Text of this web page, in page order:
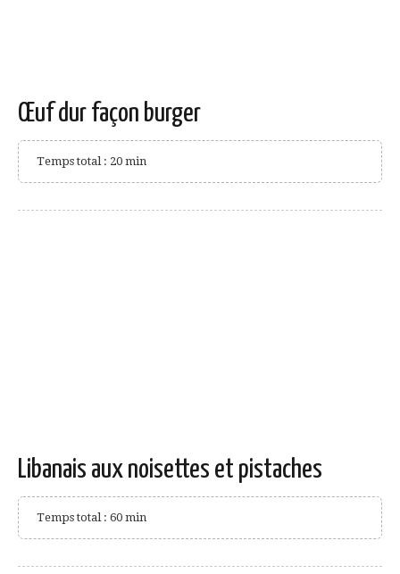
Œuf dur façon burger
Temps total : 20 min
Libanais aux noisettes et pistaches
Temps total : 60 min